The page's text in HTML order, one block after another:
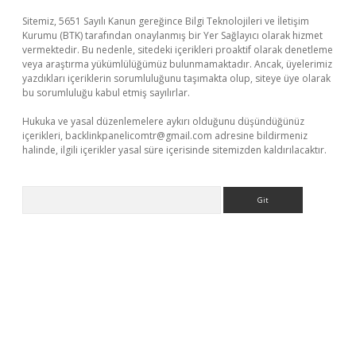
Sitemiz, 5651 Sayılı Kanun gereğince Bilgi Teknolojileri ve İletişim
Kurumu (BTK) tarafından onaylanmış bir Yer Sağlayıcı olarak hizmet
vermektedir. Bu nedenle, sitedeki içerikleri proaktif olarak denetleme
veya araştırma yükümlülüğümüz bulunmamaktadır. Ancak, üyelerimiz
yazdıkları içeriklerin sorumluluğunu taşımakta olup, siteye üye olarak
bu sorumluluğu kabul etmiş sayılırlar.
Hukuka ve yasal düzenlemelere aykırı olduğunu düşündüğünüz
içerikleri, backlinkpanelicomtr@gmail.com adresine bildirmeniz
halinde, ilgili içerikler yasal süre içerisinde sitemizden kaldırılacaktır.